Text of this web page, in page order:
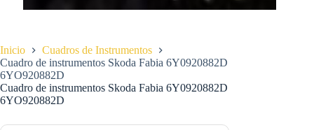
Inicio
Cuadros de Instrumentos
Cuadro de instrumentos Skoda Fabia 6Y0920882D
6YO920882D
Cuadro de instrumentos Skoda Fabia 6Y0920882D
6YO920882D